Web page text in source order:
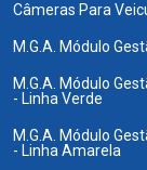
Câmeras Para
M.G.A. Módulo
M.G.A. Módulo
- Linha Verde
M.G.A. Módulo
- Linha Amarela